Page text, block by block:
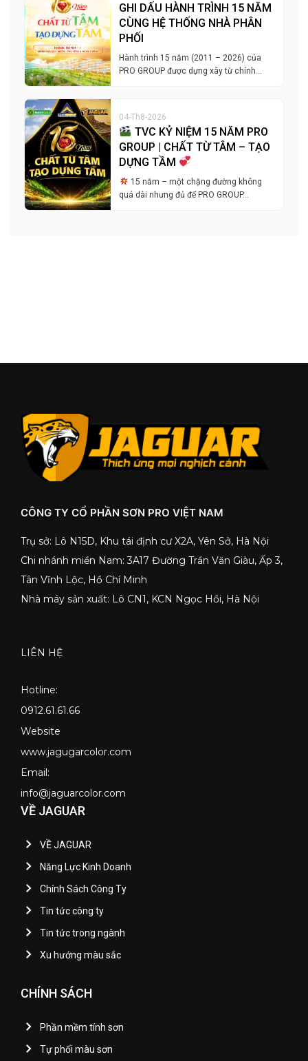
GHI DẤU HÀNH TRÌNH 15 NĂM
CÙNG HỆ THỐNG NHÀ PHÂN
PHỐI
Hành trình 15 năm (2011 – 2026) của
PRO GROUP được dựng xây từ chính…
04-Th8-2026
TVC KỶ NIỆM 15 NĂM PRO
GROUP | CHẤT TỪ TÂM – TẠO
DỰNG TẦM
15 năm – một chặng đường không
quá dài nhưng đủ để PRO GROUP…
CÔNG TY CỔ PHẦN SƠN PRO VIỆT NAM
Trụ sở: Lô N15D, Khu tái định cư X2A, Yên Sở, Hà Nội
Chi nhánh miền Nam: 3A17 Đường Trần Văn Giàu, Ấp 3,
Tân Vĩnh Lộc, Hồ Chí Minh
Nhà máy sản xuất: Lô CN1, KCN Ngọc Hồi, Hà Nội
LIÊN HỆ
Hotline:
0912.61.61.66
Website
www.jagugarcolor.com
Email:
info@jaguarcolor.com
VỀ JAGUAR
VỀ JAGUAR
Năng Lực Kinh Doanh
Chính Sách Công Ty
Tin tức công ty
Tin tức trong ngành
Xu hướng màu sắc
CHÍNH SÁCH
Phần mềm tính sơn
Tự phối màu sơn